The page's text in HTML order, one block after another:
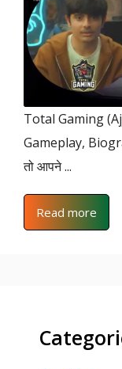
Total Gaming
Gameplay,
तो आपने ...
Read more